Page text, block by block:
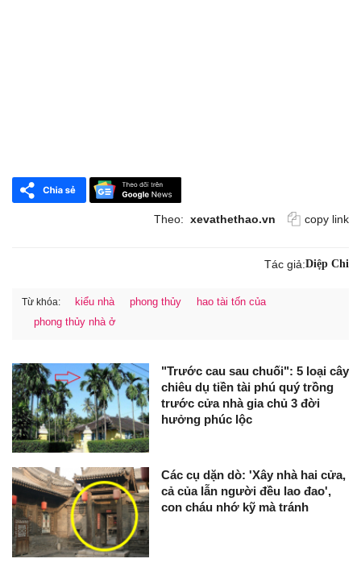
Theo: xevathethao.vn copy link
Tác giả:Diệp Chi
Từ khóa: kiểu nhà phong thủy
hao tài tốn của
phong thủy nhà ở
"Trước cau sau chuối": 5 loại cây
chiêu dụ tiền tài phú quý trồng
trước cửa nhà gia chủ 3 đời
hưởng phúc lộc
Các cụ dặn dò: 'Xây nhà hai cửa,
cả của lẫn người đều lao đao',
con cháu nhớ kỹ mà tránh